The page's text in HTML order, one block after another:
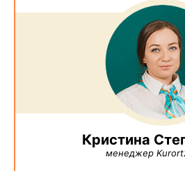
Кристина
менеджер